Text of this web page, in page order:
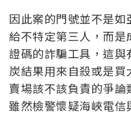
因此案的門號並不是
給不特定第三人，而
證碼的詐騙工具，這
炭結果用來自殺或是買
賣場該不該負責的爭論
雖然檢警懷疑海峽電